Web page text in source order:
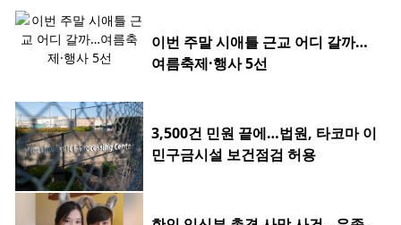
이번 주말 시애틀 근교 어디 갈까…
여름축제·행사 5선
3,500건 민원 끝에…법원, 타코마 이
민구금시설 보건점검 허용